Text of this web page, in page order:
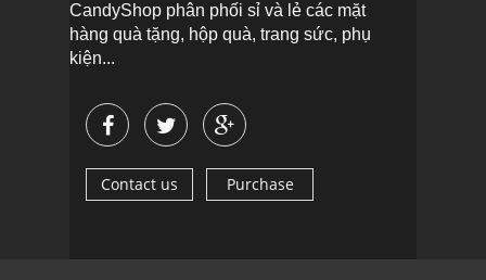
CandyShop phân phối sỉ và lẻ các mặt
hàng quà tặng, hộp quà, trang sức, phụ
kiện...
Contact us Purchase